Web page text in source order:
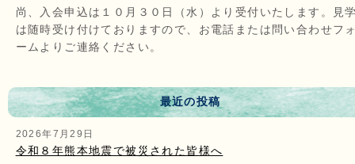
尚、入会申込は１０月３０日（水）より受付いたします。見
は随時受け付けておりますので、お電話または問い合わせフ
ームよりご連絡ください。
最近の投稿
令和８年熊本地震で被災された皆様へ
2026年7月29日